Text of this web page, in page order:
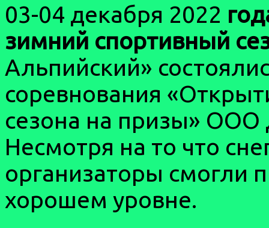
03-04 декабря 2022
зимний спортивный
Альпийский»
соревнования
сезона на призы»
Несмотря на то что
организаторы смогли
хорошем уровне.